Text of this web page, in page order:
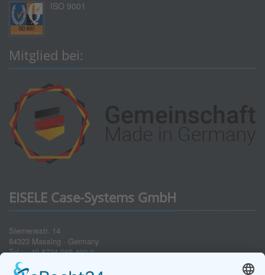
ISO 9001
Mitglied bei:
EISELE Case-Systems GmbH
Siemensstr. 14
84323 Massing · Germany
Tel.: +49 8724 965 400-0
Fax: +49 8724 965 400-49